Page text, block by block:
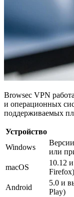
Browsec VPN
и операционных
поддерживаемых
Устройство
Windows
или
macOS
10.12
Firefox)
Android
5.0 и
Play)